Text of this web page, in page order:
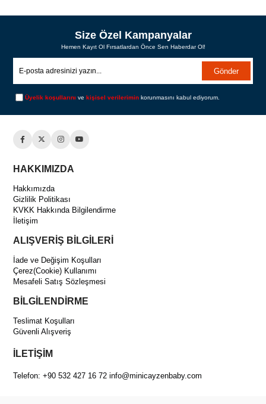
Size Özel Kampanyalar
Hemen Kayıt Ol Fırsatlardan Önce Sen Haberdar Ol!
Gönder
Üyelik koşullarını vekişisel verilerimin korunmasını kabul ediyorum.
HAKKIMIZDA
Hakkımızda
Gizlilik Politikası
KVKK Hakkında Bilgilendirme
İletişim
ALIŞVERİŞ BİLGİLERİ
İade ve Değişim Koşulları
Çerez(Cookie) Kullanımı
Mesafeli Satış Sözleşmesi
BİLGİLENDİRME
Teslimat Koşulları
Güvenli Alışveriş
İLETİŞİM
Telefon: +90 532 427 16 72info@minicayzenbaby.com